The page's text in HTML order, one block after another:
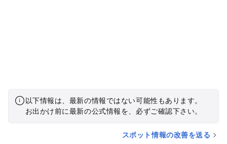
以下情報は、最新の情報ではない可能性もあります。
お出かけ前に最新の公式情報を、必ずご確認下さい。
スポット情報の改善を送る